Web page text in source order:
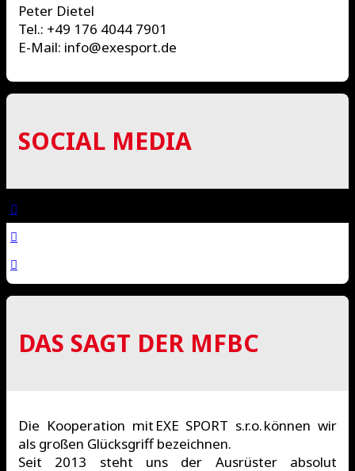
Peter Dietel
Tel.: +49 176 4044 7901
E-Mail: info@exesport.de
SOCIAL MEDIA
DAS SAGT DER MFBC
Die Kooperation mit EXE SPORT s.r.o. können wir
als großen Glücksgriff bezeichnen.
Seit 2013 steht uns der Ausrüster absolut